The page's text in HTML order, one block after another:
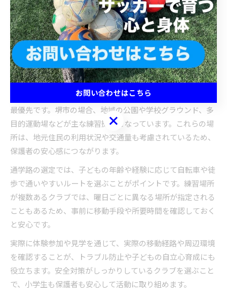
送迎方法やサポート体制については、入会前の体験会や説明
会で必ず確認することが大切です。送迎負担が少なければ、
保護者も安心して子どもの活動を応援でき、家庭の負担を抑
えつつ継続的な参加が可能となります。
サッカークラブ小学生の練習場所と通学路の選び方
サッカークラブ小学生の練習場所選びは、安全性と利便性が
最優先です。堺市の場合、地域の公園や学校グラウンド、多
目的運動場などが主な練習拠点となっています。これらの場
所は、地元住民の利用状況や交通量も考慮されているため、
保護者の安心感につながります。
通学路の選定では、子どもの年齢や経験に応じて自転車や徒
歩で通いやすいルートを選ぶことがポイントです。練習場所
が複数あるクラブでは、曜日ごとに異なる場所が指定される
こともあるため、事前に移動手段や所要時間を確認しておく
と安心です。
実際に体験参加や見学を通じて、実際の移動経路や周辺環境
を確認することが、トラブル防止や子どもの自立心育成にも
役立ちます。安全対策がしっかりしているクラブを選ぶこと
で、小学生も保護者も安心して活動に取り組めます。
お問い合わせはこちら
お問い合わせはこちら